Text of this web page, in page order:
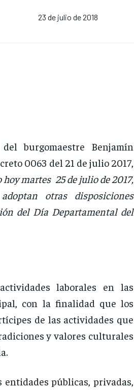
23 de julio de 2018
burgomaestre Benjamín
0063 del 21 de julio 2017,
martes 25 de julio de 2017,
otras disposiciones
del Día Departamental del
laborales en las
con la finalidad que los
de las actividades que
y valores culturales
públicas, privadas,